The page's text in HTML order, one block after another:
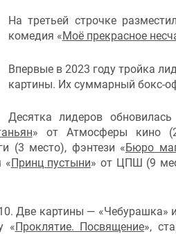
На третьей строчке
комедия «Моё прекрасное
Впервые в 2023 году тройка
картины. Их суммарный бокс-
Десятка лидеров
» от Атмосферы кино
(3 место), фэнтези «Бюро
« Принц пустыни» от ЦПШ (9
Две картины — «Чебурашка»
«Проклятие. Посвящение»,